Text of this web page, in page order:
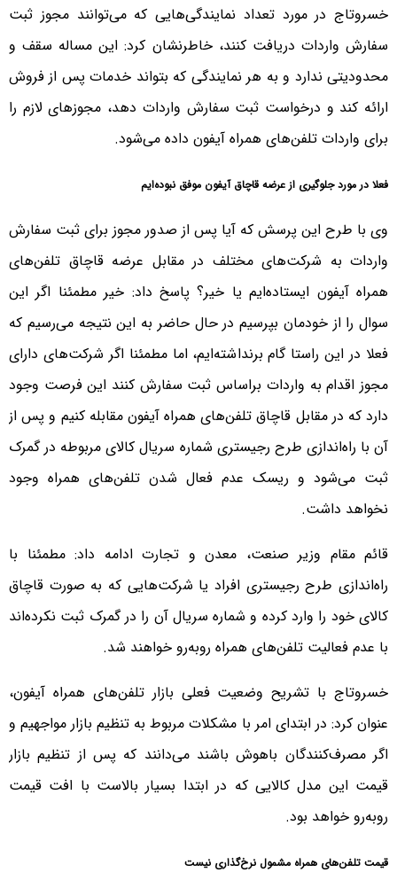
خسروتاج در مورد تعداد نمایندگی‌هایی که می‌توانند مجوز ثبت
سفارش واردات دریافت کنند، خاطرنشان کرد: این مساله سقف و
محدودیتی ندارد و به هر نمایندگی که بتواند خدمات پس از فروش
ارائه کند و درخواست ثبت سفارش واردات دهد، مجوزهای لازم را
برای واردات تلفن‌های همراه آیفون داده می‌شود.
فعلا در مورد جلوگیری از عرضه قاچاق آیفون موفق نبوده‌ایم
وی با طرح این پرسش که آیا پس از صدور مجوز برای ثبت سفارش
واردات به شرکت‌های مختلف در مقابل عرضه قاچاق تلفن‌های
همراه آیفون ایستاده‌ایم یا خیر؟ پاسخ داد: خیر مطمئنا اگر این
سوال را از خودمان بپرسیم در حال حاضر به این نتیجه می‌رسیم که
فعلا در این راستا گام برنداشته‌ایم، اما مطمئنا اگر شرکت‌های دارای
مجوز اقدام به واردات براساس ثبت سفارش کنند این فرصت وجود
دارد که در مقابل قاچاق تلفن‌های همراه آیفون مقابله کنیم و پس از
آن با راه‌اندازی طرح رجیستری شماره سریال کالای مربوطه در گمرک
ثبت می‌شود و ریسک عدم فعال شدن تلفن‌های همراه وجود
نخواهد داشت.
قائم مقام وزیر صنعت، معدن و تجارت ادامه داد: مطمئنا با
راه‌اندازی طرح رجیستری افراد یا شرکت‌هایی که به صورت قاچاق
کالای خود را وارد کرده و شماره سریال آن را در گمرک ثبت نکرده‌اند
با عدم فعالیت تلفن‌های همراه روبه‌رو خواهند شد.
خسروتاج با تشریح وضعیت فعلی بازار تلفن‌های همراه آیفون،
عنوان کرد: در ابتدای امر با مشکلات مربوط به تنظیم بازار مواجهیم و
اگر مصرف‌کنندگان باهوش باشند می‌دانند که پس از تنظیم بازار
قیمت این مدل کالایی که در ابتدا بسیار بالاست با افت قیمت
روبه‌رو خواهد بود.
قیمت تلفن‌های همراه مشمول نرخ‌گذاری نیست